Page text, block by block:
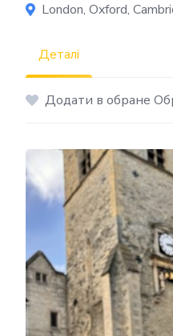
London, Oxford,
Деталі
Додати в обране